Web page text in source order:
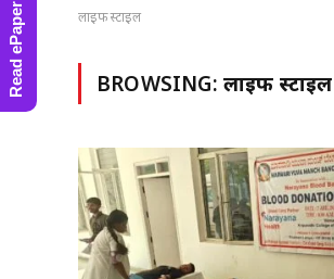
लाइफ स्टाइल
BROWSING: लाइफ स्टाइल
Read ePaper